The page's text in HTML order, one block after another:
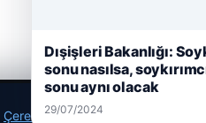
Çerez Politikamız
Dışişleri Bakanlığı:
sonu nasılsa,
sonu aynı olacak
29/07/2024